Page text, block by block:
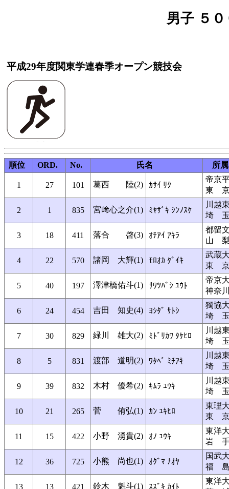
男子 ５０
平成29年度関東学連春季オープン競技会
順位 ORD. No. 氏名 所属
1 27 101 葛西 陸(2) ｶｻｲ ﾘｸ
帝京
東
2 1 835 宮﨑心之介(1) ﾐﾔｻﾞｷ ｼﾝﾉｽｹ
川越
埼
3 18 411 落合 啓(3) ｵﾁｱｲ ｱｷﾗ
都留
山
4 22 570 諸岡 大輝(1) ﾓﾛｵｶ ﾀﾞｲｷ
武蔵
東
5 40 197 澤津橋佑斗(1) ｻﾜﾂﾊﾞｼ ﾕｳﾄ
帝京
神奈
6 24 454 吉田 知史(4) ﾖｼﾀﾞ ｻﾄｼ
獨協
埼
7 30 829 緑川 雄大(2) ﾐﾄﾞﾘｶﾜ ﾀｹﾋﾛ
川越
埼
8 5 831 渡部 道明(2) ﾜﾀﾍﾞ ﾐﾁｱｷ
川越
埼
9 39 832 木村 優希(2) ｷﾑﾗ ﾕｳｷ
川越
埼
10 21 265 菅 侑弘(1) ｶﾝ ﾕｷﾋﾛ
東理
東
11 15 422 小野 湧貴(2) ｵﾉ ﾕｳｷ
東洋
岩
12 36 725 小熊 尚也(1) ｵｸﾞﾏ ﾅｵﾔ
国武
福
13 13 421 鈴木 魁斗(1) ｽｽﾞｷ ｶｲﾄ
東洋